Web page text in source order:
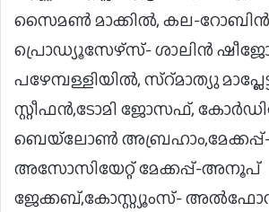
സൈമൺ മാക്കിൽ, കല-റോബിൻ
പ്രൊഡ്യൂസേഴ്സ്- ശാലിൻ
പഴേമ്പള്ളിയിൽ, സ്റ്മാത്യു
സ്റ്റീഫൻ,ടോമി ജോസഫ്,
ബെയ്ലോൺ
അസോസിയേറ്റ് മേക്കപ്പ്-അനൂപ്
ജേക്കബ്,കോസ്റ്റ്യൂംസ്-